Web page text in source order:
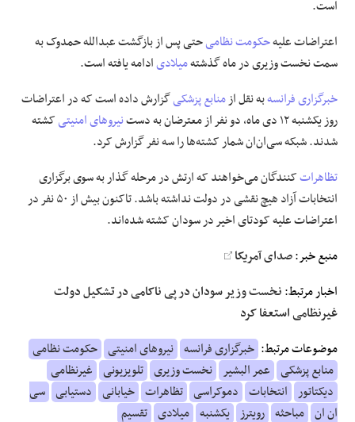
است.
اعتراضات علیهحکومت نظامیحتی پس از بازگشت عبدالله حمدوک به
سمت نخست وزیری در ماه گذشتهمیلادیادامه یافته است.
خبرگزاری فرانسهبه نقل ازمنابع پزشکیگزارش داده است که در اعتراضات
روز یکشنبه ۱۲ دی ماه، دو نفر از معترضان به دست
نیروهای امنیتیکشته
شدند. شبکه سی‌ان‌‌ان شمار کشته‌ها را سه نفر گزارش کرد.
تظاهراتکنندگان می‌خواهند که ارتش در مرحله گذار به سوی برگزاری
انتخابات آزاد هیچ نقشی در دولت نداشته باشد. تاکنون بیش از ۵۰ نفر در
اعتراضات علیه کودتای اخیر در سودان کشته شده‌اند.
منبع خبر:صدای آمریکا
اخبار مرتبط:نخست وزیر سودان در پی ناکامی در تشکیل دولت
غیرنظامی استعفا کرد
موضوعات مرتبط: خبرگزاری فرانسه نیروهای امنیتی حکومت نظامی
منابع پزشکی عمر البشیر نخست وزیری تلویزیونی غیرنظامی
دیکتاتور انتخابات دموکراسی تظاهرات خیابانی دستیابی سی
ان ان مباحثه رویترز یکشنبه میلادی تقسیم